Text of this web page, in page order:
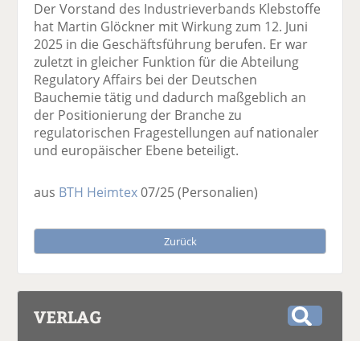
Der Vorstand des Industrieverbands Klebstoffe
hat Martin Glöckner mit Wirkung zum 12. Juni
2025 in die Geschäftsführung berufen. Er war
zuletzt in gleicher Funktion für die Abteilung
Regulatory Affairs bei der Deutschen
Bauchemie tätig und dadurch maßgeblich an
der Positionierung der Branche zu
regulatorischen Fragestellungen auf nationaler
und europäischer Ebene beteiligt.
aus BTH Heimtex07/25(Personalien)
Zurück
VERLAG